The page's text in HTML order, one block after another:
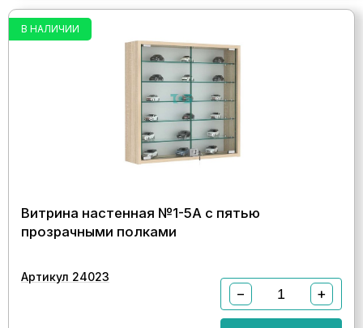
В НАЛИЧИИ
Витрина настенная №1-5А с пятью
прозрачными полками
Артикул 24023
− +